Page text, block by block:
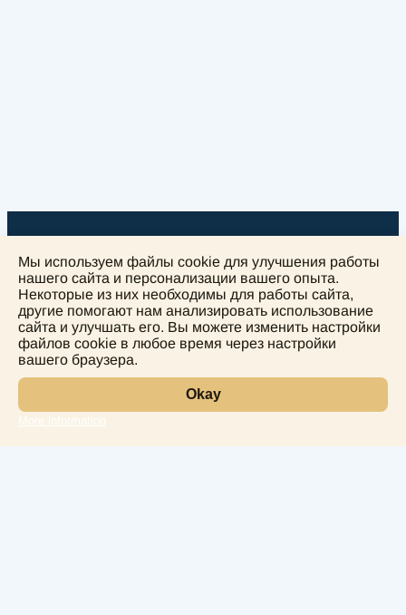
+
Мы используем файлы cookie для улучшения работы
нашего сайта и персонализации вашего опыта.
Некоторые из них необходимы для работы сайта,
другие помогают нам анализировать использование
сайта и улучшать его. Вы можете изменить настройки
файлов cookie в любое время через настройки
вашего браузера.
Okay
More information